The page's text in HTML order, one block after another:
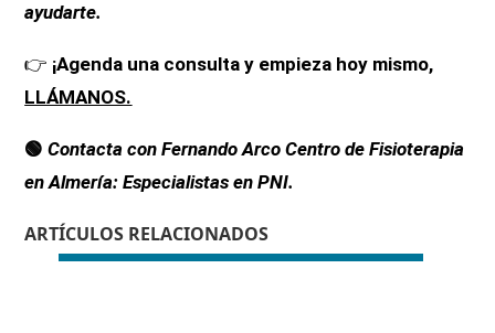
ayudarte.
👉 ¡Agenda una consulta y empieza hoy mismo,
LLÁMANOS.
🟢Contacta con Fernando Arco Centro de Fisioterapia
en Almería: Especialistas en PNI.
ARTÍCULOS RELACIONADOS